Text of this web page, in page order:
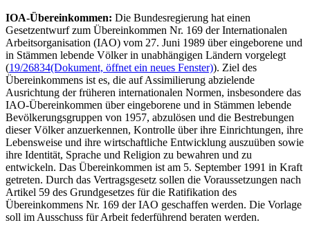
IOA-Übereinkommen: Die Bundesregierung hat einen
Gesetzentwurf zum Übereinkommen Nr. 169 der Internationalen
Arbeitsorganisation (IAO) vom 27. Juni 1989 über eingeborene und
in Stämmen lebende Völker in unabhängigen Ländern vorgelegt
(19/26834(Dokument, öffnet ein neues Fenster)). Ziel des
Übereinkommens ist es, die auf Assimilierung abzielende
Ausrichtung der früheren internationalen Normen, insbesondere das
IAO-Übereinkommen über eingeborene und in Stämmen lebende
Bevölkerungsgruppen von 1957, abzulösen und die Bestrebungen
dieser Völker anzuerkennen, Kontrolle über ihre Einrichtungen, ihre
Lebensweise und ihre wirtschaftliche Entwicklung auszuüben sowie
ihre Identität, Sprache und Religion zu bewahren und zu
entwickeln. Das Übereinkommen ist am 5. September 1991 in Kraft
getreten. Durch das Vertragsgesetz sollen die Voraussetzungen nach
Artikel 59 des Grundgesetzes für die Ratifikation des
Übereinkommens Nr. 169 der IAO geschaffen werden. Die Vorlage
soll im Ausschuss für Arbeit federführend beraten werden.